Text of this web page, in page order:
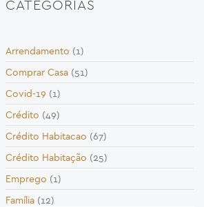
CATEGORIAS
Arrendamento (1)
Comprar Casa (51)
Covid-19 (1)
Crédito (49)
Crédito Habitacao (67)
Crédito Habitação (25)
Emprego (1)
Família (12)